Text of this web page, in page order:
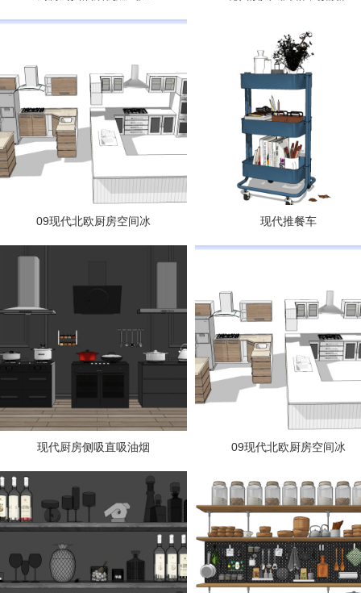
09现代北欧厨房空间冰 现代推餐车
现代厨房侧吸直吸油烟 09现代北欧厨房空间冰